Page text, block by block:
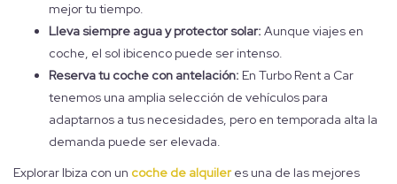
mejor tu tiempo.
Lleva siempre agua y protector solar: Aunque viajes en
coche, el sol ibicenco puede ser intenso.
Reserva tu coche con antelación: En Turbo Rent a Car
tenemos una amplia selección de vehículos para
adaptarnos a tus necesidades, pero en temporada alta la
demanda puede ser elevada.
Explorar Ibiza con un coche de alquiler es una de las mejores